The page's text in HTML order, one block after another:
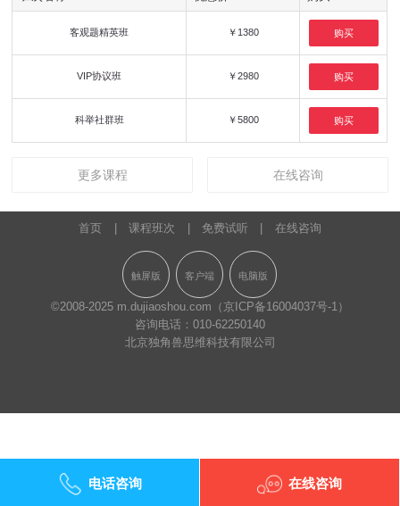
客观题精英班 ￥1380 购买
VIP协议班 ￥2980 购买
科举社群班 ￥5800 购买
在线咨询
更多课程
首页 课程班次 免费试听 在线咨询
触屏版 客户端 电脑版
©2008-2025 m.dujiaoshou.com （京ICP备16004037号-1）
咨询电话： 010-62250140
北京独角兽思维科技有限公司
电话咨询 在线咨询